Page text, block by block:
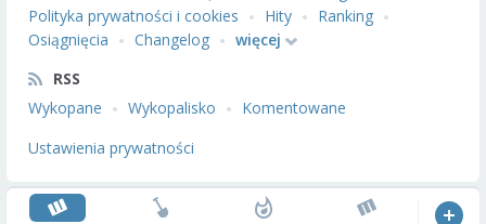
Polityka prywatności i cookies
Hity
Ranking
Osiągnięcia
Changelog
więcej
RSS
Wykopane
Wykopalisko
Komentowane
Ustawienia prywatności